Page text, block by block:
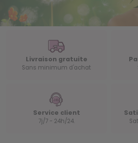
Livraison gratuite
Sans minimum d'achat
Service client
7j/7 - 24h/24.